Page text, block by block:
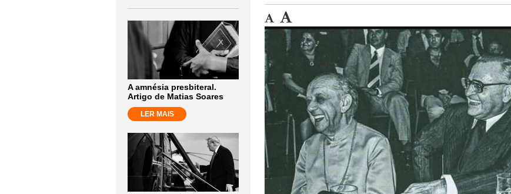
A amnésia presbiteral.
Artigo de Matias Soares
LER MAIS